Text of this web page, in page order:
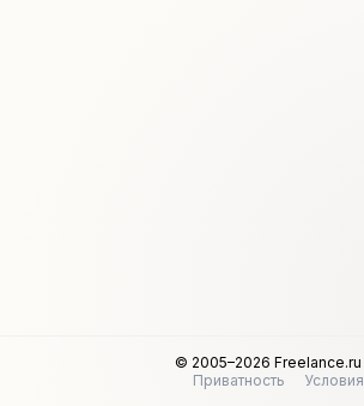
© 2005–2026 Freelance.ru
Приватность
Условия